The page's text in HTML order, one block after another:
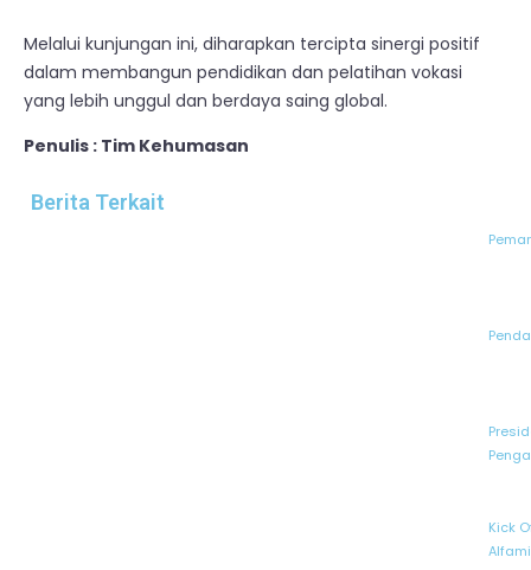
Melalui kunjungan ini, diharapkan tercipta sinergi positif
dalam membangun pendidikan dan pelatihan vokasi
yang lebih unggul dan berdaya saing global.
Penulis : Tim Kehumasan
Berita Terkait
Kick